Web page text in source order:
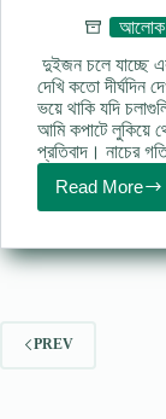
আলোক
দুইজন চলে যাচ্ছে
দেখি কতাে
ভয়ে থাকি যদি
আমি কপাটে লুকিয়ে
প্রতিবাদ। নাচের
Read More
Ekjon
nari
Alok
PREV